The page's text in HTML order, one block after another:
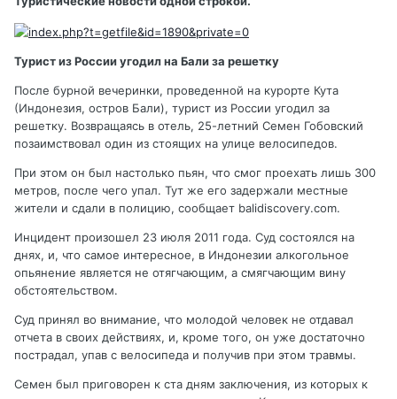
Турист из России угодил на Бали за решетку
После бурной вечеринки, проведенной на курорте Кута
(Индонезия, остров Бали), турист из России угодил за
решетку. Возвращаясь в отель, 25-летний Семен Гобовский
позаимствовал один из стоящих на улице велосипедов.
При этом он был настолько пьян, что смог проехать лишь 300
метров, после чего упал. Тут же его задержали местные
жители и сдали в полицию, сообщает balidiscovery.com.
Инцидент произошел 23 июля 2011 года. Суд состоялся на
днях, и, что самое интересное, в Индонезии алкогольное
опьянение является не отягчающим, а смягчающим вину
обстоятельством.
Суд принял во внимание, что молодой человек не отдавал
отчета в своих действиях, и, кроме того, он уже достаточно
пострадал, упав с велосипеда и получив при этом травмы.
Семен был приговорен к ста дням заключения, из которых к